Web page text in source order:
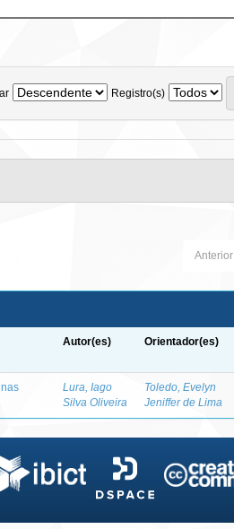
Registro(s)
Anterior
Autor(es) Orientador(es)
Lura, Iago
Silva Oliveira
Toledo, Evelyn
Jeniffer de Lima